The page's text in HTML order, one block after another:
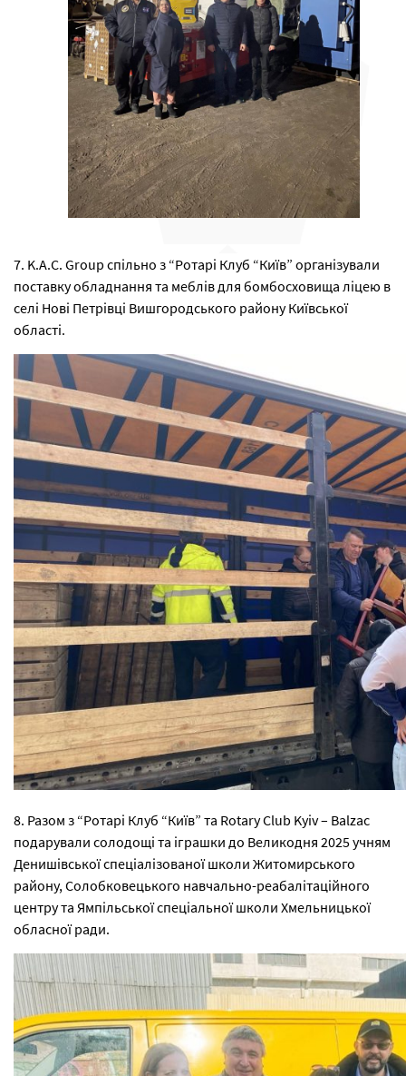
7. K.A.C. Group спільно з “Ротарі Клуб “Київ” організували
поставку обладнання та меблів для бомбосховища ліцею в
селі Нові Петрівці Вишгородського району Київської
області.
8. Разом з “Ротарі Клуб “Київ” та Rotary Club Kyiv – Balzac
подарували солодощі та іграшки до Великодня 2025 учням
Денишівської спеціалізованої школи Житомирського
району, Солобковецького навчально-реабалітаційного
центру та Ямпільської спеціальної школи Хмельницької
обласної ради.